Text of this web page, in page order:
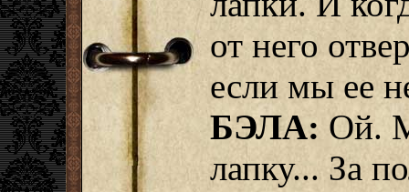
от него
если мы ее
БЭЛА: Ой.
лапку... За